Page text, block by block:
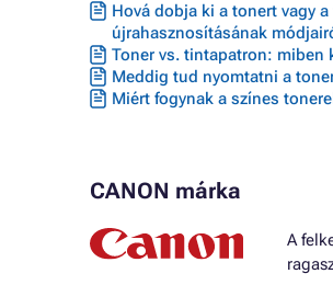
Hová dobja ki a tonert vagy
újrahasznosításának
Toner vs. tintapatron: miben
Meddig tud nyomtatni a
Miért fogynak a színes
CANON márka
A